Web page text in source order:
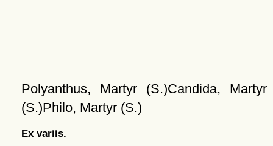
Polyanthus, Martyr (S.)Candida, Martyr
(S.)Philo, Martyr (S.)
Ex variis.